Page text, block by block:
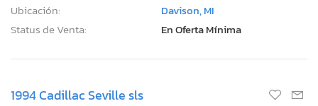
Ubicación:
Davison, MI
Status de Venta:
En Oferta Mínima
1994 Cadillac Seville sls